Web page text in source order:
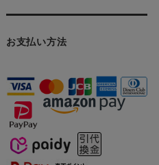
お支払い方法